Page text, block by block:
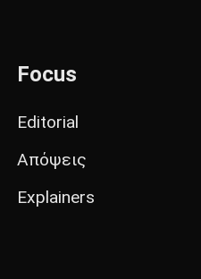
Focus
Editorial
Απόψεις
Explainers